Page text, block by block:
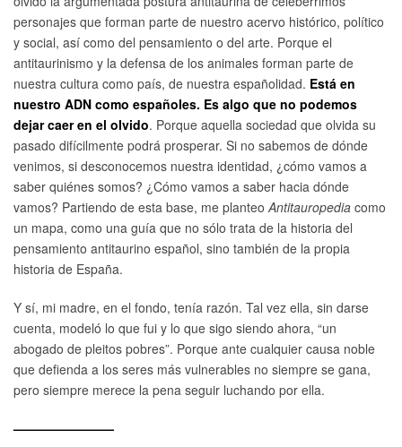
personajes que forman parte de nuestro acervo histórico, político
y social, así como del pensamiento o del arte. Porque el
antitaurinismo y la defensa de los animales forman parte de
nuestra cultura como país, de nuestra españolidad. Está en
nuestro ADN como españoles. Es algo que no podemos
dejar caer en el olvido. Porque aquella sociedad que olvida su
pasado difícilmente podrá prosperar. Si no sabemos de dónde
venimos, si desconocemos nuestra identidad, ¿cómo vamos a
saber quiénes somos? ¿Cómo vamos a saber hacia dónde
vamos? Partiendo de esta base, me planteoAntitauropedia como
un mapa, como una guía que no sólo trata de la historia del
pensamiento antitaurino español, sino también de la propia
historia de España.
Y sí, mi madre, en el fondo, tenía razón. Tal vez ella, sin darse
cuenta, modeló lo que fui y lo que sigo siendo ahora, “un
abogado de pleitos pobres”. Porque ante cualquier causa noble
que defienda a los seres más vulnerables no siempre se gana,
pero siempre merece la pena seguir luchando por ella.
————————